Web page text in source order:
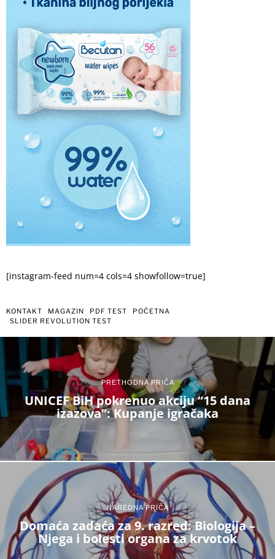
[instagram-feed num=4 cols=4 showfollow=true]
KONTAKT MAGAZIN PDF TEST
POČETNA
SLIDER REVOLUTION TEST
PRETHODNA PRIČA
UNICEF BiH pokrenuo akciju “15 dana
izazova”: Kupanje igračaka
NAREDNA PRIČA
Domaća zadaća za 9. razred: Biologija –
Njega i bolesti organa za krvotok